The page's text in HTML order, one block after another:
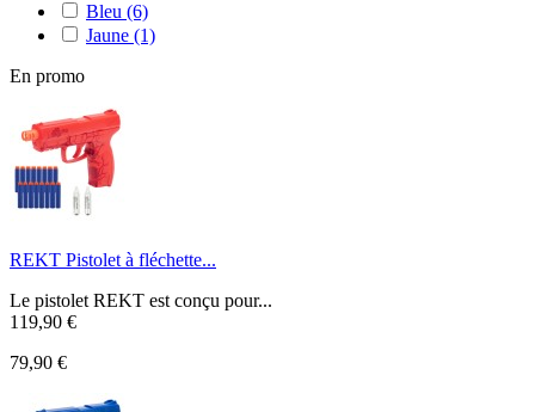
Bleu (6)
Jaune (1)
En promo
REKT Pistolet à fléchette...
Le pistolet REKT est conçu pour...
119,90 €
79,90 €